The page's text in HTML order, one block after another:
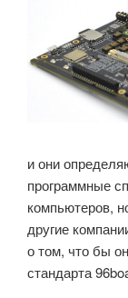
и они
программные
компьютеров,
другие
о том, что бы
стандарта